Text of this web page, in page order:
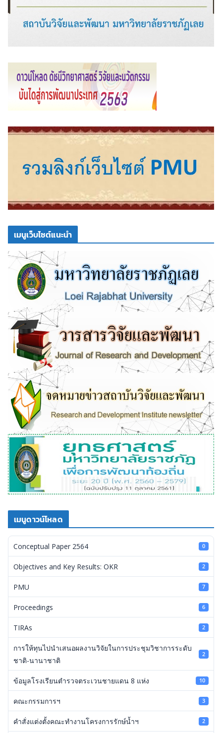
เมนูเว็บไซต์แนะนำ
เมนูดาวน์โหลด
Conceptual Paper 2564 0
Objectives and Key Results: OKR 2
PMU 7
Proceedings 6
TIRAs 2
การให้ทุนไปนำเสนอผลงานวิจัยในการประชุมวิชาการระดับ
ชาติ-นานาชาติ
2
ข้อมูลโรงเรียนตำรวจตระเวนชายแดน 8 แห่ง 10
คณะกรรมการฯ 3
คำสั่งแต่งตั้งคณะทำงานโครงการรักษ์น้ำฯ 2